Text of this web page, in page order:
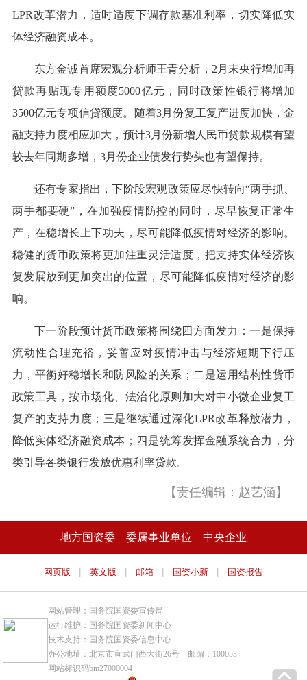
LPR改革潜力，适时适度下调存款基准利率，切实降低实
体经济融资成本。
东方金诚首席宏观分析师王青分析，2月末央行增加再
贷款再贴现专用额度5000亿元，同时政策性银行将增加
3500亿元专项信贷额度。随着3月份复工复产进度加快，金
融支持力度相应加大，预计3月份新增人民币贷款规模有望
较去年同期多增，3月份企业债发行势头也有望保持。
还有专家指出，下阶段宏观政策应尽快转向“两手抓、
两手都要硬”，在加强疫情防控的同时，尽早恢复正常生
产，在稳增长上下功夫，尽可能降低疫情对经济的影响。
稳健的货币政策将更加注重灵活适度，把支持实体经济恢
复发展放到更加突出的位置，尽可能降低疫情对经济的影
响。
下一阶段预计货币政策将围绕四方面发力：一是保持
流动性合理充裕，妥善应对疫情冲击与经济短期下行压
力，平衡好稳增长和防风险的关系；二是运用结构性货币
政策工具，按市场化、法治化原则加大对中小微企业复工
复产的支持力度；三是继续通过深化LPR改革释放潜力，
降低实体经济融资成本；四是统筹发挥金融系统合力，分
类引导各类银行发放优惠利率贷款。
【责任编辑：赵艺涵】
地方国资委 委属事业单位 中央企业
网页版 | 英文版 | 邮箱 | 国资小新 | 国资报告
网站管理：国务院国资委宣传局
运行维护：国务院国资委新闻中心
技术支持：国务院国资委信息中心
办公地址：北京市宣武门西大街26号 邮编：100053
网站标识码bm27000004